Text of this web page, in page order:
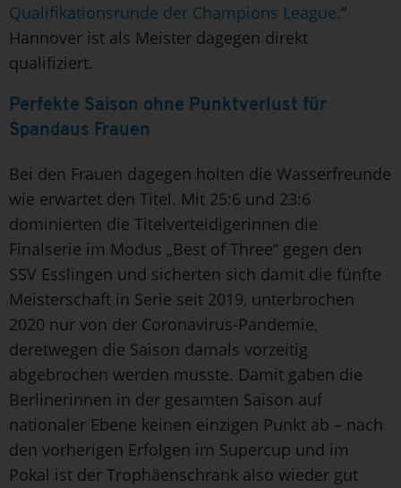
Qualifikationsrunde der Champions League.“
Hannover ist als Meister dagegen direkt
qualifiziert.
Perfekte Saison ohne Punktverlust für
Spandaus Frauen
Bei den Frauen dagegen holten die Wasserfreunde
wie erwartet den Titel. Mit 25:6 und 23:6
dominierten die Titelverteidigerinnen die
Finalserie im Modus „Best of Three“ gegen den
SSV Esslingen und sicherten sich damit die fünfte
Meisterschaft in Serie seit 2019, unterbrochen
2020 nur von der Coronavirus-Pandemie,
deretwegen die Saison damals vorzeitig
abgebrochen werden musste. Damit gaben die
Berlinerinnen in der gesamten Saison auf
nationaler Ebene keinen einzigen Punkt ab – nach
den vorherigen Erfolgen im Supercup und im
Pokal ist der Trophäenschrank also wieder gut